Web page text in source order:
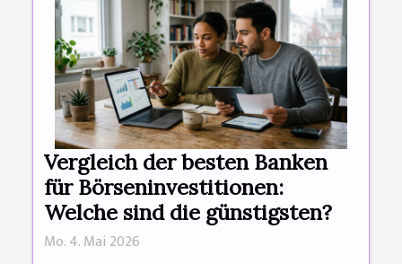
Vergleich der besten Banken
für Börseninvestitionen:
Welche sind die günstigsten?
Mo. 4. Mai 2026